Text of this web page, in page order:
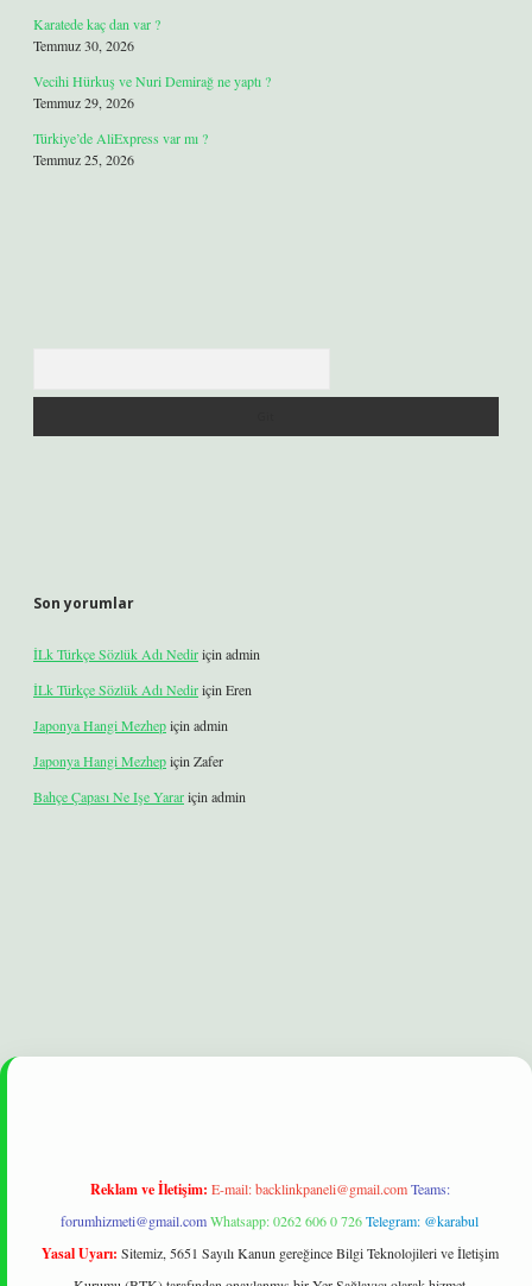
Karatede kaç dan var ?
Temmuz 30, 2026
Vecihi Hürkuş ve Nuri Demirağ ne yaptı ?
Temmuz 29, 2026
Türkiye’de AliExpress var mı ?
Temmuz 25, 2026
Son yorumlar
İLk Türkçe Sözlük Adı Nediriçin admin
İLk Türkçe Sözlük Adı Nediriçin Eren
Japonya Hangi Mezhepiçin admin
Japonya Hangi Mezhepiçin Zafer
Bahçe Çapası Ne Işe Yarariçin admin
betexper yeni girişilbet
Reklam ve İletişim: E-mail:backlinkpaneli@gmail.com Teams:
forumhizmeti@gmail.comWhatsapp: 0262 606 0 726Telegram: @karabul
Yasal Uyarı: Sitemiz, 5651 Sayılı Kanun gereğince Bilgi Teknolojileri ve İletişim